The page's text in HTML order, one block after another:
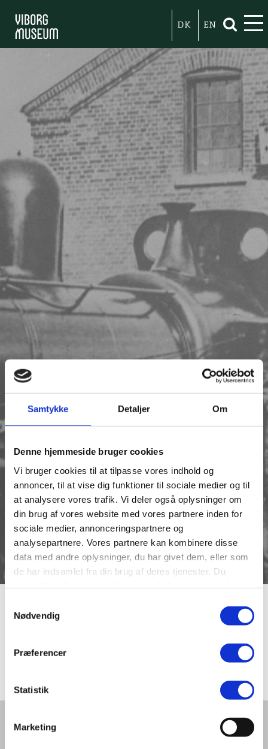
Samtykke Detaljer Om
Denne hjemmeside bruger cookies
Vi bruger cookies til at tilpasse vores indhold og
annoncer, til at vise dig funktioner til sociale medier og til
at analysere vores trafik. Vi deler også oplysninger om
din brug af vores website med vores partnere inden for
sociale medier, annonceringspartnere og
analysepartnere. Vores partnere kan kombinere disse
data med andre oplysninger, du har givet dem, eller som
de har indsamlet fra din brug af deres tjenester. Du
Nødvendig
Præferencer
Statistik
Marketing
DK EN
Lokomotiv
Lokomotiv fra 1875.
Del denne artikel med andre: